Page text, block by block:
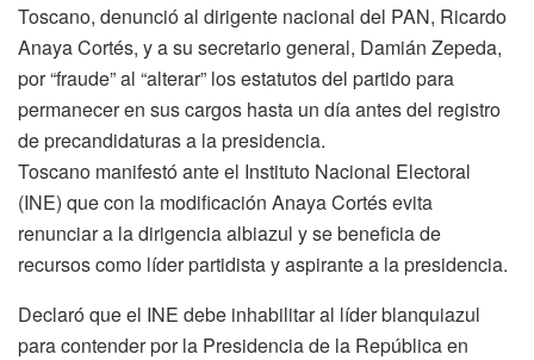
Toscano, denunció al dirigente nacional del PAN, Ricardo
Anaya Cortés, y a su secretario general, Damián Zepeda,
por “fraude” al “alterar” los estatutos del partido para
permanecer en sus cargos hasta un día antes del registro
de precandidaturas a la presidencia.
Toscano manifestó ante el Instituto Nacional Electoral
(INE) que con la modificación Anaya Cortés evita
renunciar a la dirigencia albiazul y se beneficia de
recursos como líder partidista y aspirante a la presidencia.
Declaró que el INE debe inhabilitar al líder blanquiazul
para contender por la Presidencia de la República en